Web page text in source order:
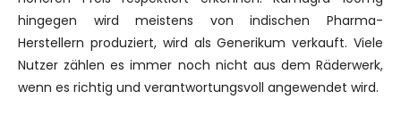
hingegen wird meistens von indischen Pharma-
Herstellern produziert, wird als Generikum verkauft. Viele
Nutzer zählen es immer noch nicht aus dem Räderwerk,
wenn es richtig und verantwortungsvoll angewendet wird.